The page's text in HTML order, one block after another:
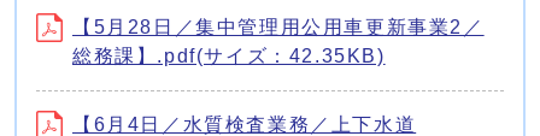
【5月28日／集中管理用公用車更新事業2／
総務課】.pdf(サイズ：42.35KB)
【6月4日／水質検査業務／上下水道